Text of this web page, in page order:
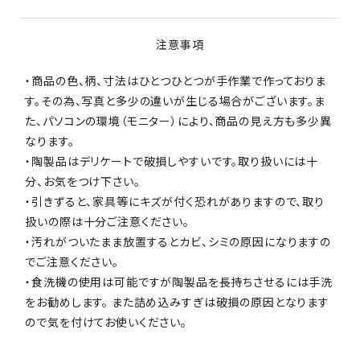
注意事項
・商品の色、柄、寸法はひとつひとつが手作業で作っておりま
す。その為、写真と多少の違いが生じる場合がございます。ま
た、パソコンの環境（モニター）により、商品の見え方も多少異
なります。
・陶製品はデリケートで破損しやすいです。取り扱いには十
分、お気をつけ下さい。
・引きずると、家具等にキズが付く恐れがありますので、取り
扱いの際は十分ご注意ください。
・汚れがついたまま放置するとカビ、シミの原因になりますの
でご注意ください。
・食洗機の使用は可能ですが陶製品を長持ちさせるには手洗
をお勧めします。 また詰め込みすぎは破損の原因となります
ので気を付けてお使いください。